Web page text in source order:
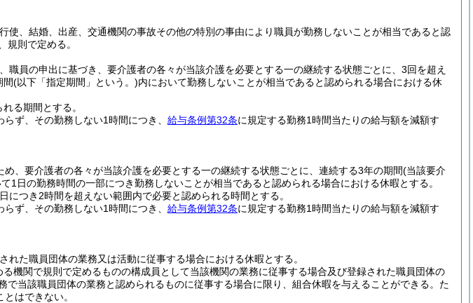
使、結婚、出産、交通機関の事故その他の特別の事由により職員が勤務しないことが相当であると認
規則で定める。
職員の申出に基づき、要介護者の各々が当該介護を必要とする一の継続する状態ごとに、3回を超え
間(以下「指定期間」という。)内において勤務しないことが相当であると認められる場合における休
る期間とする。
らず、その勤務しない1時間につき、 給与条例第32条に規定する勤務1時間当たりの給与額を減額す
、要介護者の各々が当該介護を必要とする一の継続する状態ごとに、連続する3年の期間(当該要介
1日の勤務時間の一部につき勤務しないことが相当であると認められる場合における休暇とする。
につき2時間を超えない範囲内で必要と認められる時間とする。
らず、その勤務しない1時間につき、 給与条例第32条に規定する勤務1時間当たりの給与額を減額す
た職員団体の業務又は活動に従事する場合における休暇とする。
機関で規則で定めるものの構成員として当該機関の業務に従事する場合及び登録された職員団体の
当該職員団体の業務と認められるものに従事する場合に限り、組合休暇を与えることができる。 た
はできない。